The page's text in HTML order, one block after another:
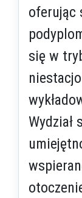
oferując
się w
Wydział